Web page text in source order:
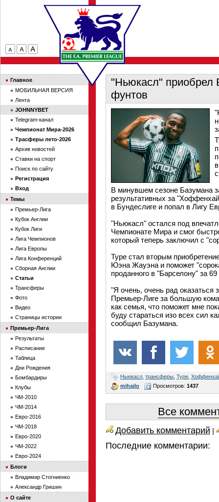
"Ньюкасл" приобрел
фунтов
В минувшем сезоне Базумана
результативных за
в Бундеслиге и попал в Лигу
"Ньюкасл" остался под
Чемпионате Мира и смог
который теперь заключил с
Туре стал вторым
Юэна Жауэна и поможет
проданного в "Барселону" за
"Я очень, очень рад оказаться
Премьер-Лиге за большую
как семья, что поможет мне
буду стараться изо всех сил
сообщил Базумана.
Ньюкасл трансферы Туре
mihajlo
Просмотров: 1437
Все
Добавить комментарий |
Последние комментарии:
Главное
МОБИЛЬНАЯ ВЕРСИЯ
Лента
JOHNNYBET
Telegram-канал
Чемпионат Мира-2026
Трасферы лето-2026
Архив новостей
Ставки на спорт
Поиск по сайту
Регистрация
Вход
Темы
Премьер-Лига
Кубок Англии
Кубок Лиги
Лига Чемпионов
Лига Европы
Лига Конференций
Сборная Англии
Статьи
Трансферы
Фото
Видео
Страницы истории
Премьер-Лига
Результаты
Расписание
Таблица
Дни Рождения
Бомбардиры
Клубы
ЧМ-2010
ЧМ-2014
Евро-2016
ЧМ-2018
Евро-2020
ЧМ-2022
Евро-2024
Блоги
Владимир Стогниенко
Александр Гришин
О сайте